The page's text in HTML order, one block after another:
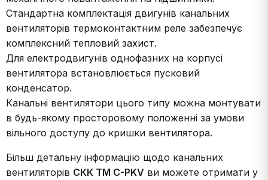
Стандартна комплектація двигунів канальних
вентиляторів термоконтактним реле забезпечує
комплексний тепловий захист.
Для електродвигунів однофазних на корпусі
вентилятора встановлюється пусковий
конденсатор.
Канальні вентилятори цього типу можна монтувати
в будь-якому просторовому положенні за умови
вільного доступу до кришки вентилятора.
Більш детальну інформацію щодо канальних
вентиляторів СКК ТМ C-PKV ви можете отримати у